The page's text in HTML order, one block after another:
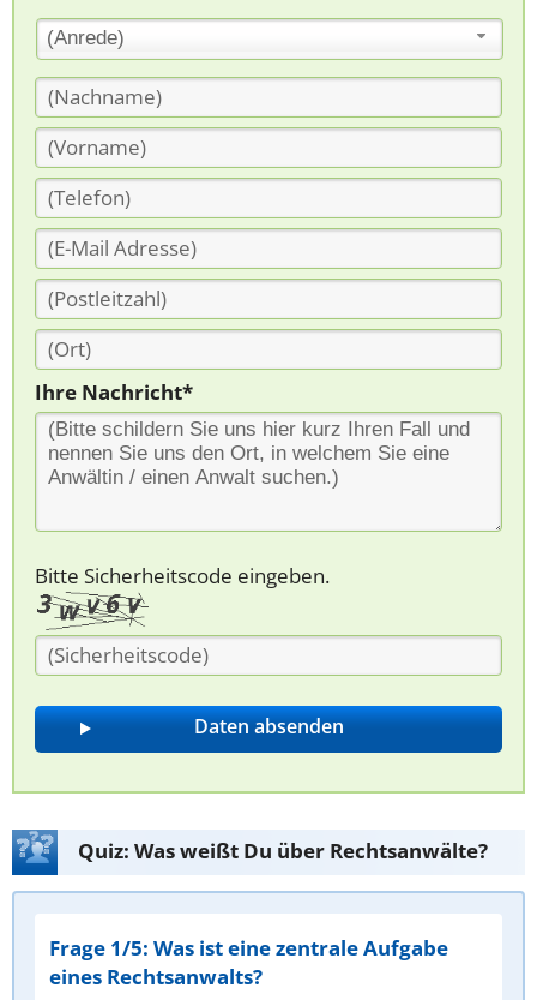
(Anrede)
Ihre Nachricht*
Bitte Sicherheitscode eingeben.
Quiz: Was weißt Du über Rechtsanwälte?
Frage 1/5: Was ist eine zentrale Aufgabe
eines Rechtsanwalts?